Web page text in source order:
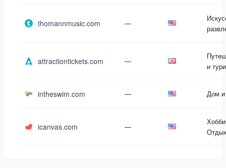
thomannmusic.com —
attractiontickets.com —
и
intheswim.com — Дом
icanvas.com —